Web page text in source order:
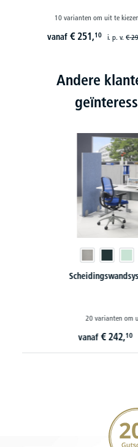
10 varianten om uit te kiezen
vanaf€ 251,10 i. p. v.€
Andere
Geluidsdempende
2 varianten
vanaf€ 1.439,
20€